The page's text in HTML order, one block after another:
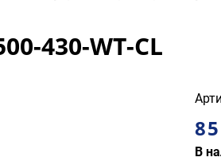
430-WT-CL
В